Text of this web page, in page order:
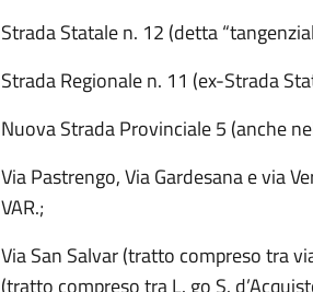
Strada Statale n. 12 (detta
Strada Regionale n. 11 (ex-Strada
Nuova Strada Provinciale 5 (anche
Via Pastrengo, Via Gardesana e via
VAR.;
Via San Salvar (tratto compreso tra
(tratto compreso tra L. go S.